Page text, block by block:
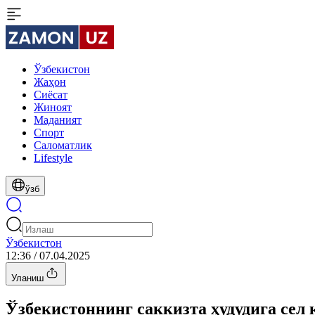
Ўзбекистон
Жаҳон
Сиёсат
Жиноят
Маданият
Спорт
Cаломатлик
Lifestyle
ўзб
Ўзбекистон
12:36 / 07.04.2025
Уланиш
Ўзбекистоннинг саккизта ҳудудига